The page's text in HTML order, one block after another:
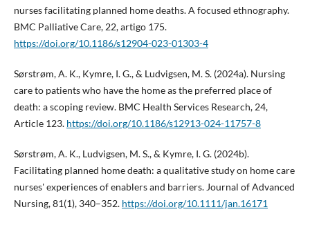
nurses facilitating planned home deaths. A focused ethnography.
BMC Palliative Care, 22, artigo 175.
https://doi.org/10.1186/s12904-023-01303-4
Sørstrøm, A. K., Kymre, I. G., & Ludvigsen, M. S. (2024a). Nursing
care to patients who have the home as the preferred place of
death: a scoping review. BMC Health Services Research, 24,
Article 123. https://doi.org/10.1186/s12913-024-11757-8
Sørstrøm, A. K., Ludvigsen, M. S., & Kymre, I. G. (2024b).
Facilitating planned home death: a qualitative study on home care
nurses' experiences of enablers and barriers. Journal of Advanced
Nursing, 81(1), 340–352. https://doi.org/10.1111/jan.16171